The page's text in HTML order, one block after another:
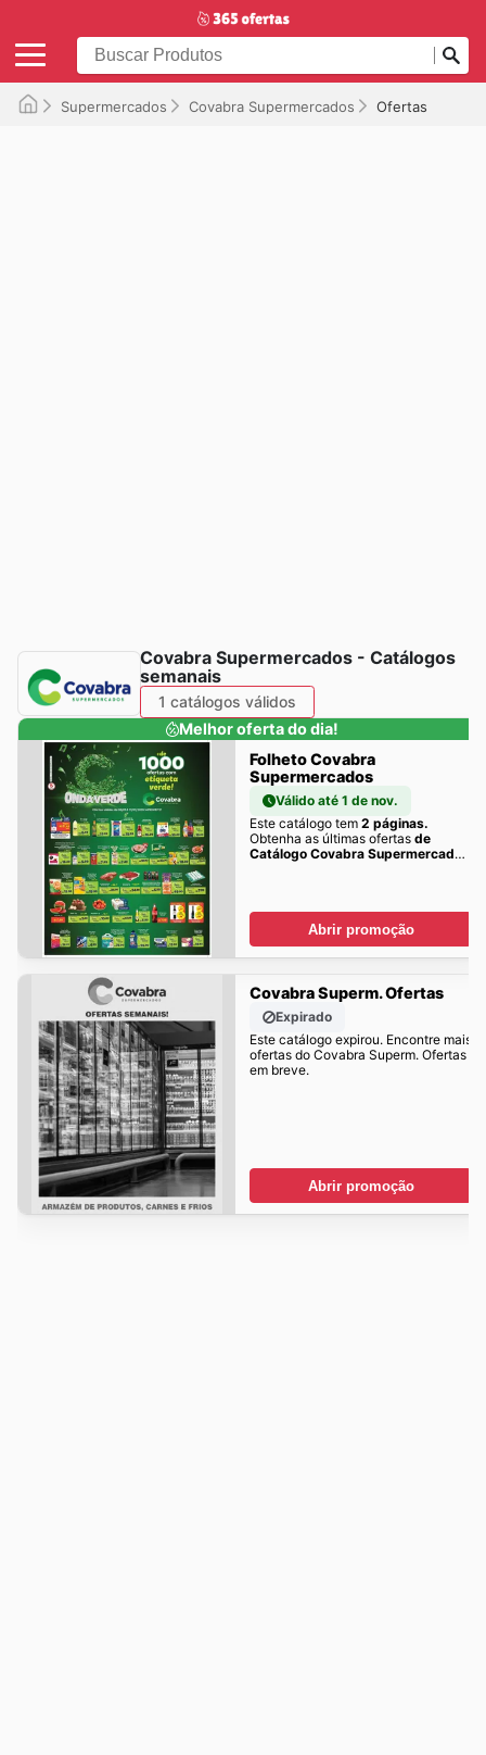
Supermercados Covabra Supermercados Ofertas
Covabra Supermercados - Catálogos
semanais
1 catálogos válidos
Melhor oferta do dia!
Folheto Covabra
Supermercados
Válido até 1 de nov.
Este catálogo tem 2 páginas.
Obtenha as últimas ofertas de
Catálogo Covabra Supermercados
Abrir promoção
Covabra Superm. Ofertas
Expirado
Este catálogo expirou. Encontre mais
ofertas do Covabra Superm. Ofertas
em breve.
Abrir promoção